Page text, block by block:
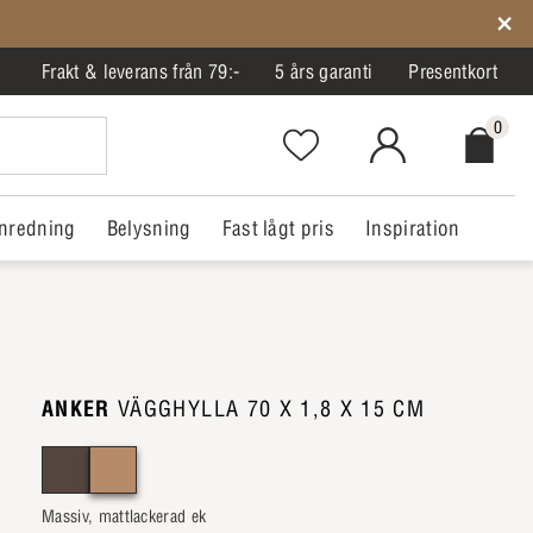
Frakt & leverans från 79:- 5 års garanti Presentkort
Favorites.NavigationButton.Text
MitIlva.Login
0
Belysning Fast lågt pris Inspiration
ANKER VÄGGHYLLA 70 X 1,8 X 15 CM
Massiv, mattlackerad ek